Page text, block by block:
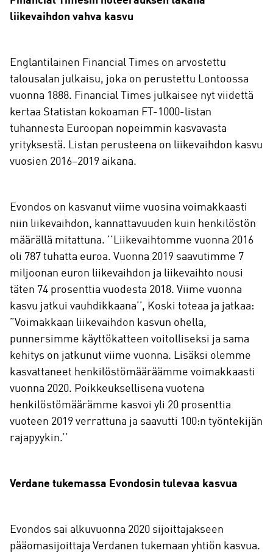
liikevaihdon vahva kasvu
Englantilainen Financial Times on arvostettu
talousalan julkaisu, joka on perustettu Lontoossa
vuonna 1888. Financial Times julkaisee nyt viidettä
kertaa Statistan kokoaman FT-1000-listan
tuhannesta Euroopan nopeimmin kasvavasta
yrityksestä. Listan perusteena on liikevaihdon kasvu
vuosien 2016–2019 aikana.
Evondos on kasvanut viime vuosina voimakkaasti
niin liikevaihdon, kannattavuuden kuin henkilöstön
määrällä mitattuna. ’’Liikevaihtomme vuonna 2016
oli 787 tuhatta euroa. Vuonna 2019 saavutimme 7
miljoonan euron liikevaihdon ja liikevaihto nousi
täten 74 prosenttia vuodesta 2018. Viime vuonna
kasvu jatkui vauhdikkaana’’, Koski toteaa ja jatkaa:
”Voimakkaan liikevaihdon kasvun ohella,
punnersimme käyttökatteen voitolliseksi ja sama
kehitys on jatkunut viime vuonna. Lisäksi olemme
kasvattaneet henkilöstömääräämme voimakkaasti
vuonna 2020. Poikkeuksellisena vuotena
henkilöstömäärämme kasvoi yli 20 prosenttia
vuoteen 2019 verrattuna ja saavutti 100:n työntekijän
rajapyykin.’’
Verdane tukemassa Evondosin tulevaa kasvua
Evondos sai alkuvuonna 2020 sijoittajakseen
pääomasijoittaja Verdanen tukemaan yhtiön kasvua.